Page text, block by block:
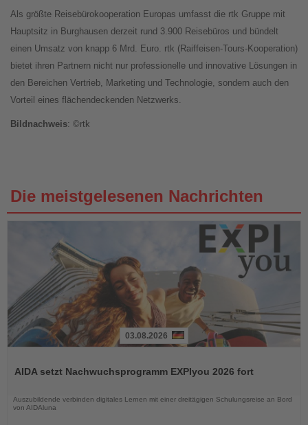
Als größte Reisebürokooperation Europas umfasst die rtk Gruppe mit
Hauptsitz in Burghausen derzeit rund 3.900 Reisebüros und bündelt
einen Umsatz von knapp 6 Mrd. Euro. rtk (Raiffeisen-Tours-Kooperation)
bietet ihren Partnern nicht nur professionelle und innovative Lösungen in
den Bereichen Vertrieb, Marketing und Technologie, sondern auch den
Vorteil eines flächendeckenden Netzwerks.
Bildnachweis: ©rtk
Die meistgelesenen Nachrichten
die
03.08.2026
AIDA setzt Nachwuchsprogramm EXPIyou 2026 fort
Auszubildende verbinden digitales Lernen mit einer dreitägigen Schulungsreise an Bord
von AIDAluna